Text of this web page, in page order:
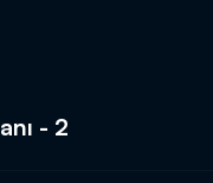
- 2